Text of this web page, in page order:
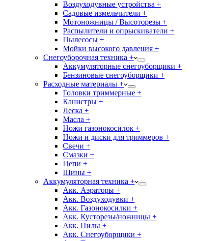
Воздуходувные устройства +
Садовые измельчители +
Мотоножницы / Высоторезы +
Распылители и опрыскиватели +
Пылесосы +
Мойки высокого давления +
Снегоуборочная техника +
Аккумуляторные снегоуборщики +
Бензиновые снегоуборщики +
Расходные материалы +
Головки триммерные +
Канистры +
Леска +
Масла +
Ножи газонокосилок +
Ножи и диски для триммеров +
Свечи +
Смазки +
Цепи +
Шины +
Аккумуляторная техника +
Акк. Аэраторы +
Акк. Воздуходувки +
Акк. Газонокосилки +
Акк. Кусторезы/ножницы +
Акк. Пилы +
Акк. Снегоуборщики +